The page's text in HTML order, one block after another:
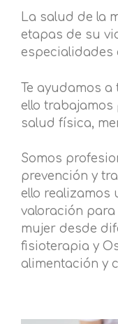
La salud de la
etapas de su
especialidades
Te ayudamos
ello
salud física,
Somos
prevención y
ello realizamos
valoración
mujer desde
fisioterapia y
alimentación y